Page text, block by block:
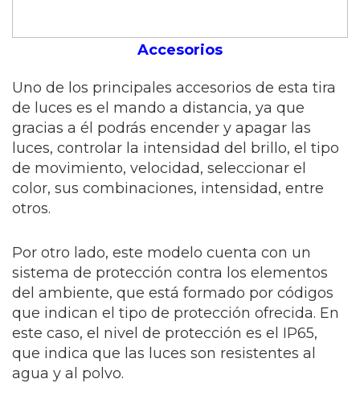
Accesorios
Uno de los principales accesorios de esta tira
de luces es el mando a distancia, ya que
gracias a él podrás encender y apagar las
luces, controlar la intensidad del brillo, el tipo
de movimiento, velocidad, seleccionar el
color, sus combinaciones, intensidad, entre
otros.
Por otro lado, este modelo cuenta con un
sistema de protección contra los elementos
del ambiente, que está formado por códigos
que indican el tipo de protección ofrecida. En
este caso, el nivel de protección es el IP65,
que indica que las luces son resistentes al
agua y al polvo.